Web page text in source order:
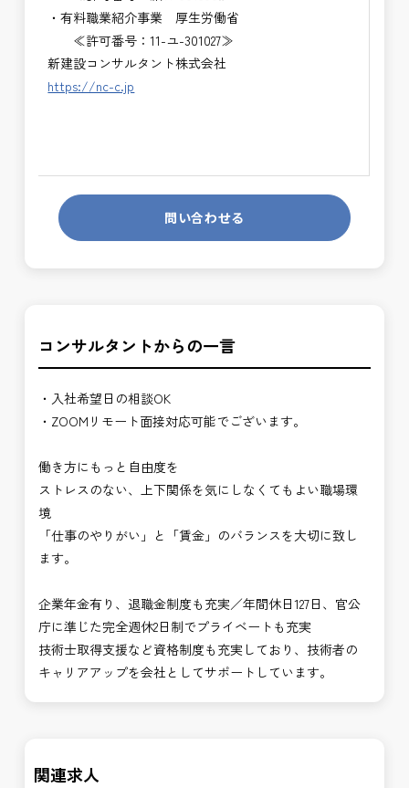
・有料職業紹介事業 厚生労働省
≪許可番号：11-ユ-301027≫
新建設コンサルタント株式会社
https://nc-c.jp
問い合わせる
コンサルタントからの一言
・入社希望日の相談OK
・ZOOMリモート面接対応可能でございます。
働き方にもっと自由度を
ストレスのない、上下関係を気にしなくてもよい職場環
境
「仕事のやりがい」と「賃金」のバランスを大切に致し
ます。
企業年金有り、退職金制度も充実／年間休日127日、官公
庁に準じた完全週休2日制でプライベートも充実
技術士取得支援など資格制度も充実しており、技術者の
キャリアアップを会社としてサポートしています。
関連求人